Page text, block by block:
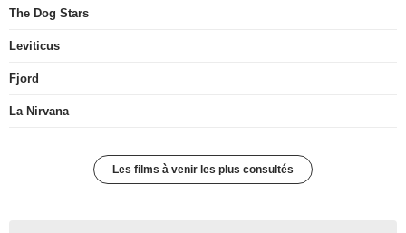
The Dog Stars
Leviticus
Fjord
La Nirvana
Les films à venir les plus consultés